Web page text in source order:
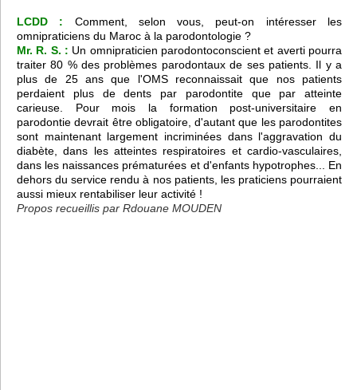
LCDD : Comment, selon vous, peut-on intéresser les
omnipraticiens du Maroc à la parodontologie ?
Mr. R. S. : Un omnipraticien parodontoconscient et averti pourra
traiter 80 % des problèmes parodontaux de ses patients. Il y a
plus de 25 ans que l'OMS reconnaissait que nos patients
perdaient plus de dents par parodontite que par atteinte
carieuse. Pour mois la formation post-universitaire en
parodontie devrait être obligatoire, d'autant que les parodontites
sont maintenant largement incriminées dans l'aggravation du
diabète, dans les atteintes respiratoires et cardio-vasculaires,
dans les naissances prématurées et d'enfants hypotrophes... En
dehors du service rendu à nos patients, les praticiens pourraient
aussi mieux rentabiliser leur activité !
Propos recueillis par Rdouane MOUDEN